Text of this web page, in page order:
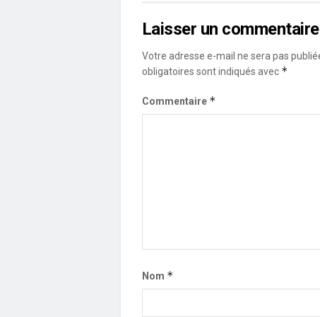
Laisser un commentaire
Votre adresse e-mail ne sera pas
obligatoires sont indiqués avec *
Commentaire *
Nom *